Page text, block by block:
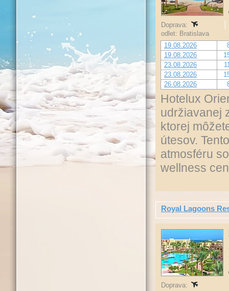
Doprava:
odlet: Bratislava
19.08.2026
19.08.2026
23.08.2026
23.08.2026
26.08.2026
Hotelux
udržiavanej
ktorej
útesov.
atmosféru
wellness
Royal Lagoons
Doprava: